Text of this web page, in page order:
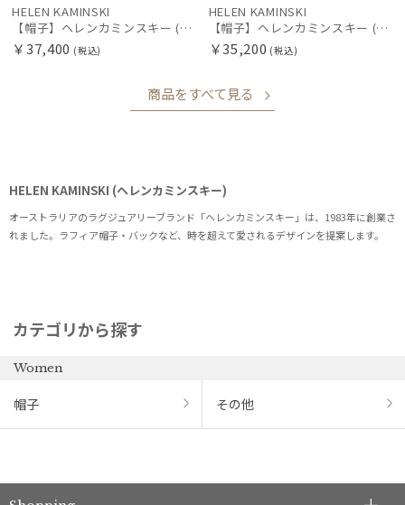
HELEN KAMINSKI
【帽子】ヘレンカミンスキー (HELEN KAMINSKI) GRACIE
￥37,400 (税込)
HELEN KAMINSKI
【帽子】ヘレンカミンスキー (HELEN KAMINSKI) Medea
￥35,200 (税込)
商品をすべて見る
HELEN KAMINSKI (ヘレンカミンスキー)
オーストラリアのラグジュアリーブランド「ヘレンカミンスキー」は、1983年に創業さ
れました。ラフィア帽子・バックなど、時を超えて愛されるデザインを提案します。
カテゴリから探す
Women
帽子 その他